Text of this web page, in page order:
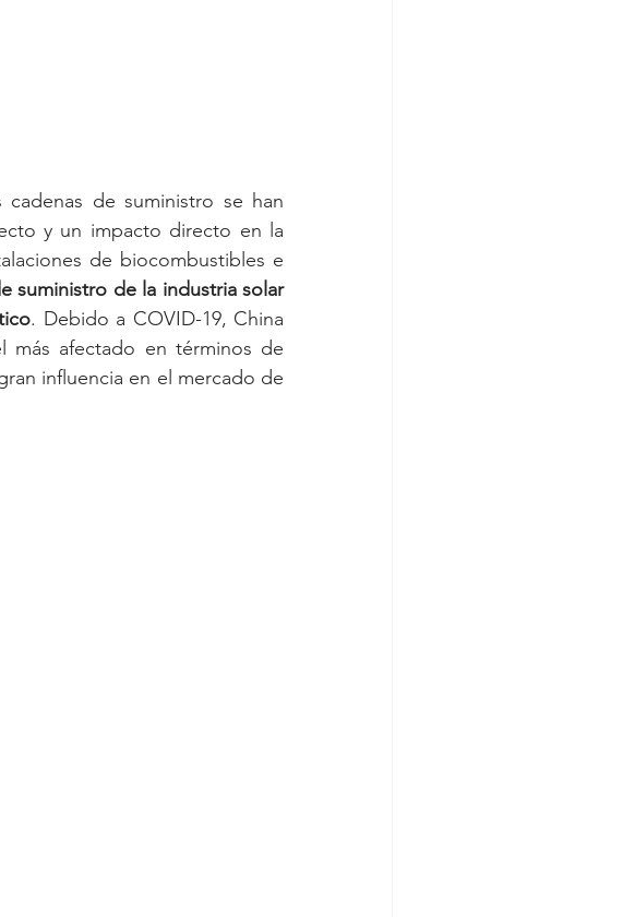
de suministro se han
y un impacto directo en la
de biocombustibles e
suministro de la industria solar
. Debido a COVID-19, China
más afectado en términos de
influencia en el mercado de